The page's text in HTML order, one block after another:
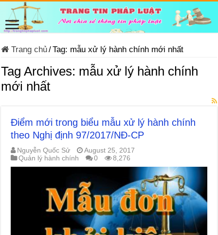
Trang chủ/Tag: mẫu xử lý hành chính mới nhất
Tag Archives: mẫu xử lý hành chính
mới nhất
Điểm mới trong biểu mẫu xử lý hành chính
theo Nghị định 97/2017/NĐ-CP
Nguyễn Quốc Sử
August 25, 2017
Quản lý hành chính
0 8,276